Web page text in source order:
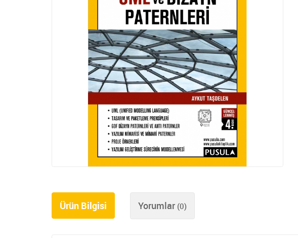
Ürün Bilgisi Yorumlar (0)